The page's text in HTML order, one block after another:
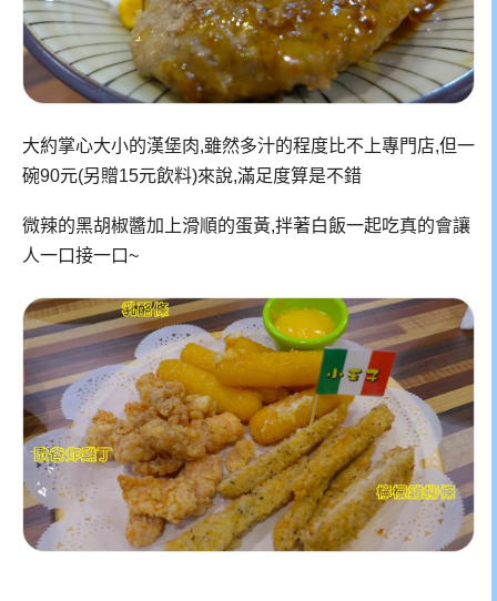
大約掌心大小的漢堡肉,雖然多汁的程度比不上專門店,但一
碗90元(另贈15元飲料)來說,滿足度算是不錯
微辣的黑胡椒醬加上滑順的蛋黃,拌著白飯一起吃真的會讓
人一口接一口~